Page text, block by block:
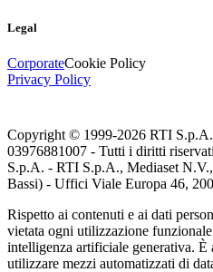
Legal
CorporateCookie Policy
Privacy Policy
Copyright © 1999-2026 RTI
03976881007 - Tutti i diritti
S.p.A. - RTI S.p.A., Mediaset N.V.,
Bassi) - Uffici Viale Europa 46,
Rispetto ai contenuti e ai dati
vietata ogni utilizzazione
intelligenza artificiale generativa. È
utilizzare mezzi automatizzati di